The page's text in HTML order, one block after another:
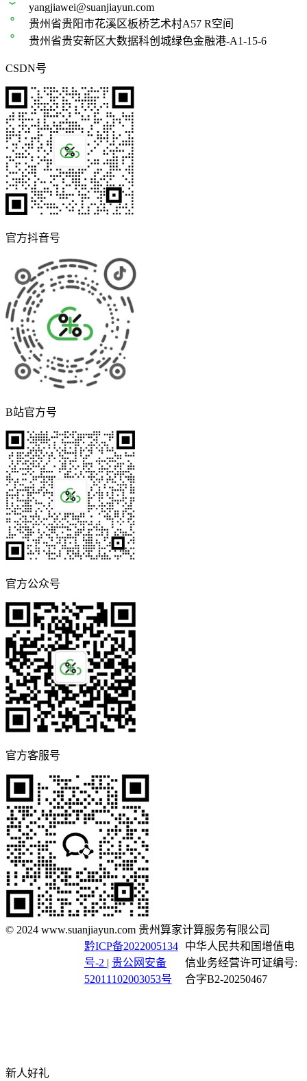
yangjiawei@suanjiayun.com
贵州省贵阳市花溪区板桥艺术村A57 R空间
贵州省贵安新区大数据科创城绿色金融港-A1-15-6
CSDN号
官方抖音号
B站官方号
官方公众号
官方客服号
© 2024 www.suanjiayun.com 贵州算家计算服务有限公司
黔ICP备2022005134
号-2 | 贵公网安备
52011102003053号
中华人民共和国增值电
信业务经营许可证编号:
合字B2-20250467
新人好礼